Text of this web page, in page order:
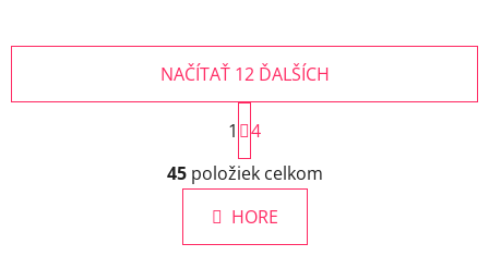
O
v
l
á
d
NAČÍTAŤ 12 ĎALŠÍCH
S
t
r
á
n
k
1
4
45položiek celkom
HORE